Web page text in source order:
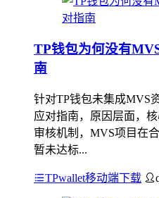
TP钱包为何没有
南
针对TP钱包未集成MVS
应对指南，原因层面，
审核机制，MVS项目在
暂未达标...
TPwallet移动端下载